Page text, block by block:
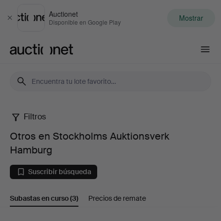
Cerrar
Auctionet
Disponible en Google Play Mostrar
Otros
en
Stockholms
Auktionsverk
Filtros
Otros en Stockholms Auktionsverk
Hamburg
Suscribir búsqueda
Subastas en curso(3) Precios de remate